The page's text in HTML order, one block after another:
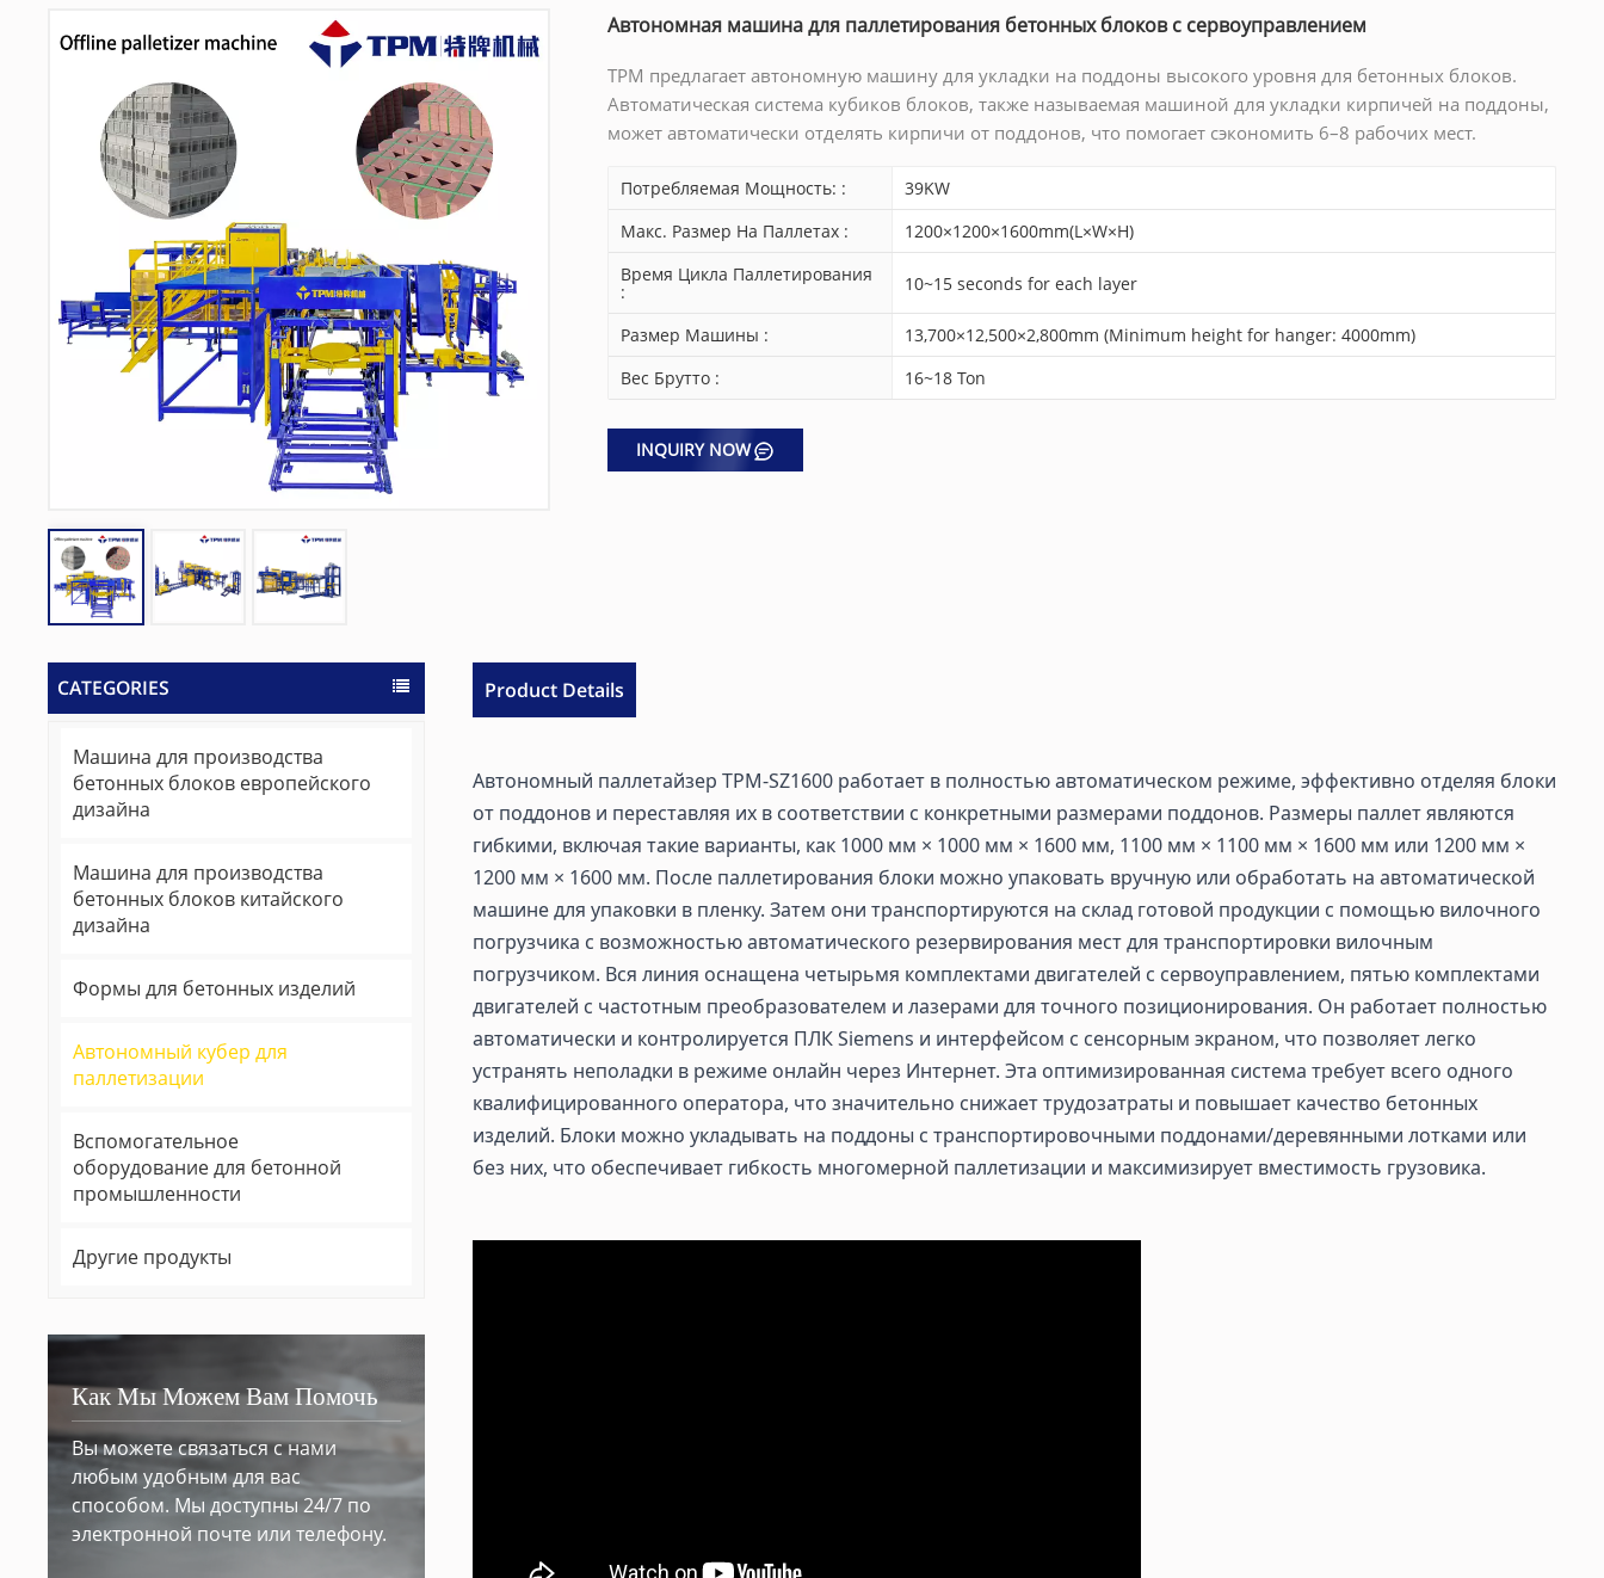
Автономная машина для паллетирования бетонных блоков с сервоуправлением
TPM предлагает автономную машину для укладки на поддоны высокого уровня для бетонных блоков.
Автоматическая система кубиков блоков, также называемая машиной для укладки кирпичей на поддоны,
может автоматически отделять кирпичи от поддонов, что помогает сэкономить 6–8 рабочих мест.
Потребляемая Мощность: :
39KW
Макс. Размер На Паллетах :
1200×1200×1600mm(L×W×H)
Время Цикла Паллетирования
: 10~15 seconds for each layer
Размер Машины :
13,700×12,500×2,800mm (Minimum height for hanger: 4000mm)
Вес Брутто :
16~18 Ton
INQUIRY NOW
CATEGORIES
Машина для производства
бетонных блоков европейского
дизайна
Машина для производства
бетонных блоков китайского
дизайна
Формы для бетонных изделий
Автономный кубер для
паллетизации
Вспомогательное
оборудование для бетонной
промышленности
Другие продукты
Как Мы Можем Вам Помочь
Вы можете связаться с нами
любым удобным для вас
способом. Мы доступны 24/7 по
электронной почте или телефону.
Product Details
Автономный паллетайзер TPM-SZ1600 работает в полностью автоматическом режиме, эффективно отделяя блоки
от поддонов и переставляя их в соответствии с конкретными размерами поддонов. Размеры паллет являются
гибкими, включая такие варианты, как 1000 мм × 1000 мм × 1600 мм, 1100 мм × 1100 мм × 1600 мм или 1200 мм ×
1200 мм × 1600 мм. После паллетирования блоки можно упаковать вручную или обработать на автоматической
машине для упаковки в пленку. Затем они транспортируются на склад готовой продукции с помощью вилочного
погрузчика с возможностью автоматического резервирования мест для транспортировки вилочным
погрузчиком. Вся линия оснащена четырьмя комплектами двигателей с сервоуправлением, пятью комплектами
двигателей с частотным преобразователем и лазерами для точного позиционирования. Он работает полностью
автоматически и контролируется ПЛК Siemens и интерфейсом с сенсорным экраном, что позволяет легко
устранять неполадки в режиме онлайн через Интернет. Эта оптимизированная система требует всего одного
квалифицированного оператора, что значительно снижает трудозатраты и повышает качество бетонных
изделий. Блоки можно укладывать на поддоны с транспортировочными поддонами/деревянными лотками или
без них, что обеспечивает гибкость многомерной паллетизации и максимизирует вместимость грузовика.